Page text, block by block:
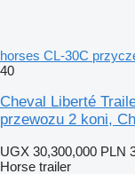
horses CL-30C
40
Cheval Liberté
przewozu 2 koni,
UGX 30,300,000 PLN
Horse trailer